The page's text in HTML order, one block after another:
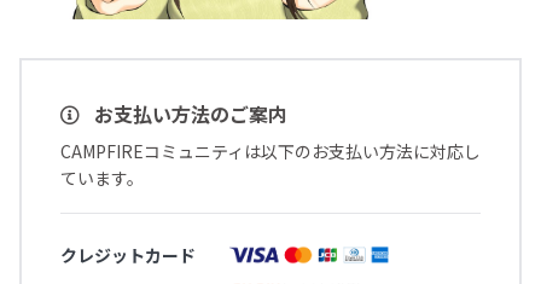
お支払い方法のご案内
CAMPFIREコミュニティは以下のお支払い方法に対応し
ています。
クレジットカード